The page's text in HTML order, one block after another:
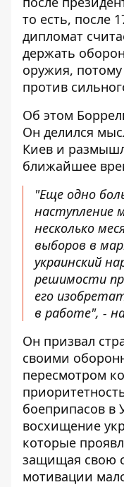
то есть, после
дипломат
держать
оружия, потому
против
Об этом
Он делился
Киев и
ближайшее
"Еще одно
наступление
несколько
выборов в
украинский
решимости
его
в работе", -
Он призвал
своими
пересмотром
боеприпасов в
восхищение
которые
защищая свою
мотивации